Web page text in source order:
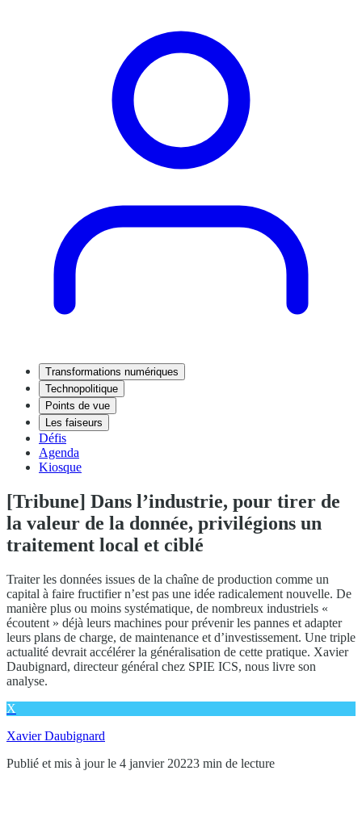
Transformations numériques
Technopolitique
Points de vue
Les faiseurs
Défis
Agenda
Kiosque
[Tribune] Dans l’industrie, pour tirer de
la valeur de la donnée, privilégions un
traitement local et ciblé
Traiter les données issues de la chaîne de production comme un
capital à faire fructifier n’est pas une idée radicalement nouvelle. De
manière plus ou moins systématique, de nombreux industriels «
écoutent » déjà leurs machines pour prévenir les pannes et adapter
leurs plans de charge, de maintenance et d’investissement. Une triple
actualité devrait accélérer la généralisation de cette pratique. Xavier
Daubignard, directeur général chez SPIE ICS, nous livre son
analyse.
X
Xavier Daubignard
Publié et mis à jour le 4 janvier 20223 min de lecture